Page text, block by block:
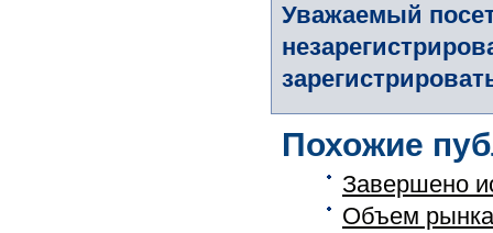
Уважаемый
Похожие
Завершено
Объем рынка